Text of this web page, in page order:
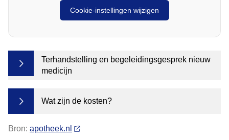
Cookie-instellingen wijzigen
Terhandstelling en begeleidingsgesprek nieuw
medicijn
Wat zijn de kosten?
Bron: apotheek.nl